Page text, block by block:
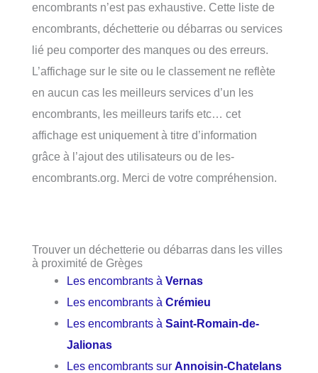
encombrants n’est pas exhaustive. Cette liste de
encombrants, déchetterie ou débarras ou services
lié peu comporter des manques ou des erreurs.
L’affichage sur le site ou le classement ne reflète
en aucun cas les meilleurs services d’un les
encombrants, les meilleurs tarifs etc… cet
affichage est uniquement à titre d’information
grâce à l’ajout des utilisateurs ou de les-
encombrants.org. Merci de votre compréhension.
Trouver un déchetterie ou débarras dans les villes
à proximité de Grèges
Les encombrants àVernas
Les encombrants àCrémieu
Les encombrants àSaint-Romain-de-
Jalionas
Les encombrants surAnnoisin-Chatelans